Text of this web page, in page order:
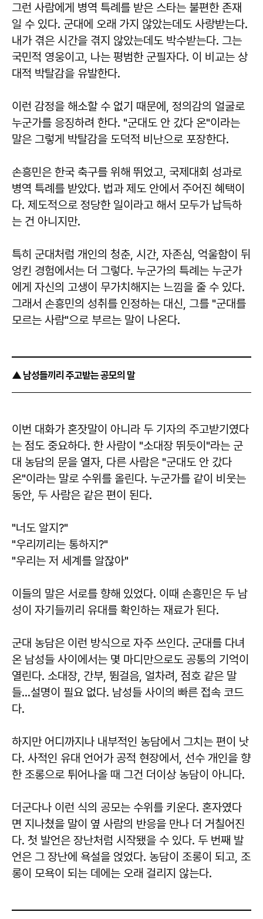
그런 사람에게 병역 특례를 받은 스타는 불편한 존재
일 수 있다. 군대에 오래 가지 않았는데도 사랑받는다.
내가 겪은 시간을 겪지 않았는데도 박수받는다. 그는
국민적 영웅이고, 나는 평범한 군필자다. 이 비교는 상
대적 박탈감을 유발한다.
이런 감정을 해소할 수 없기 때문에, 정의감의 얼굴로
누군가를 응징하려 한다. "군대도 안 갔다 온"이라는
말은 그렇게 박탈감을 도덕적 비난으로 포장한다.
손흥민은 한국 축구를 위해 뛰었고, 국제대회 성과로
병역 특례를 받았다. 법과 제도 안에서 주어진 혜택이
다. 제도적으로 정당한 일이라고 해서 모두가 납득하
는 건 아니지만.
특히 군대처럼 개인의 청춘, 시간, 자존심, 억울함이 뒤
엉킨 경험에서는 더 그렇다. 누군가의 특례는 누군가
에게 자신의 고생이 무가치해지는 느낌을 줄 수 있다.
그래서 손흥민의 성취를 인정하는 대신, 그를 "군대를
모르는 사람"으로 부르는 말이 나온다.
▲ 남성들끼리 주고받는 공모의 말
이번 대화가 혼잣말이 아니라 두 기자의 주고받기였다
는 점도 중요하다. 한 사람이 "소대장 뛰듯이"라는 군
대 농담의 문을 열자, 다른 사람은 "군대도 안 갔다
온"이라는 말로 수위를 올린다. 누군가를 같이 비웃는
동안, 두 사람은 같은 편이 된다.
"너도 알지?"
"우리끼리는 통하지?"
"우리는 저 세계를 알잖아"
이들의 말은 서로를 향해 있었다. 이때 손흥민은 두 남
성이 자기들끼리 유대를 확인하는 재료가 된다.
군대 농담은 이런 방식으로 자주 쓰인다. 군대를 다녀
온 남성들 사이에서는 몇 마디만으로도 공통의 기억이
열린다. 소대장, 간부, 뜀걸음, 얼차려, 점호 같은 말
들…설명이 필요 없다. 남성들 사이의 빠른 접속 코드
다.
하지만 어디까지나 내부적인 농담에서 그치는 편이 낫
다. 사적인 유대 언어가 공적 현장에서, 선수 개인을 향
한 조롱으로 튀어나올 때 그건 더이상 농담이 아니다.
더군다나 이런 식의 공모는 수위를 키운다. 혼자였다
면 지나쳤을 말이 옆 사람의 반응을 만나 더 거칠어진
다. 첫 발언은 장난처럼 시작됐을 수 있다. 두 번째 발
언은 그 장난에 욕설을 얹었다. 농담이 조롱이 되고, 조
롱이 모욕이 되는 데에는 오래 걸리지 않는다.